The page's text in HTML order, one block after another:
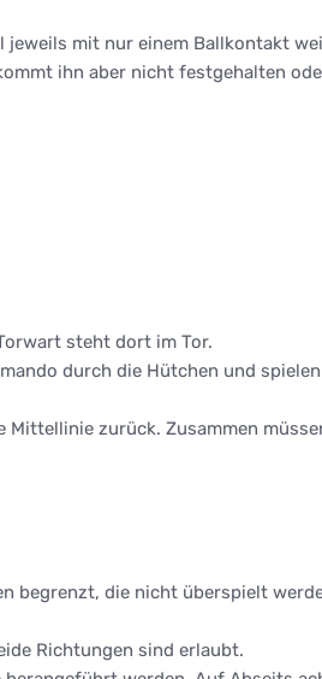
jeweils mit nur einem Ballkontakt
ihn aber nicht festgehalten
steht dort im Tor.
durch die Hütchen und
zurück. Zusammen
begrenzt, die nicht überspielt
Richtungen sind erlaubt.